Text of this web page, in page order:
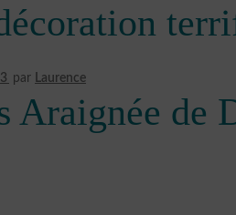
par Laurence
Araignée de